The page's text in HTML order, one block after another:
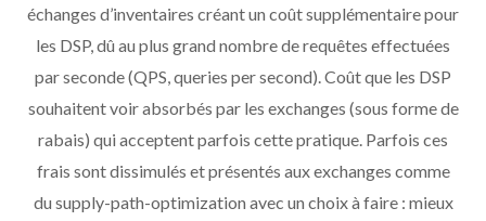
échanges d’inventaires créant un coût supplémentaire pour
les DSP, dû au plus grand nombre de requêtes effectuées
par seconde (QPS, queries per second). Coût que les DSP
souhaitent voir absorbés par les exchanges (sous forme de
rabais) qui acceptent parfois cette pratique. Parfois ces
frais sont dissimulés et présentés aux exchanges comme
du supply-path-optimization avec un choix à faire : mieux